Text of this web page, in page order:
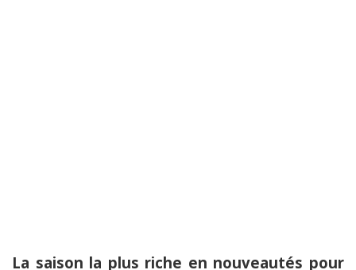
La saison la plus riche en nouveautés pour